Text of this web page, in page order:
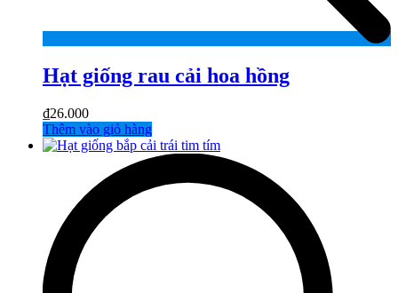
Hạt giống rau cải hoa hồng
₫26.000
Thêm vào giỏ hàng